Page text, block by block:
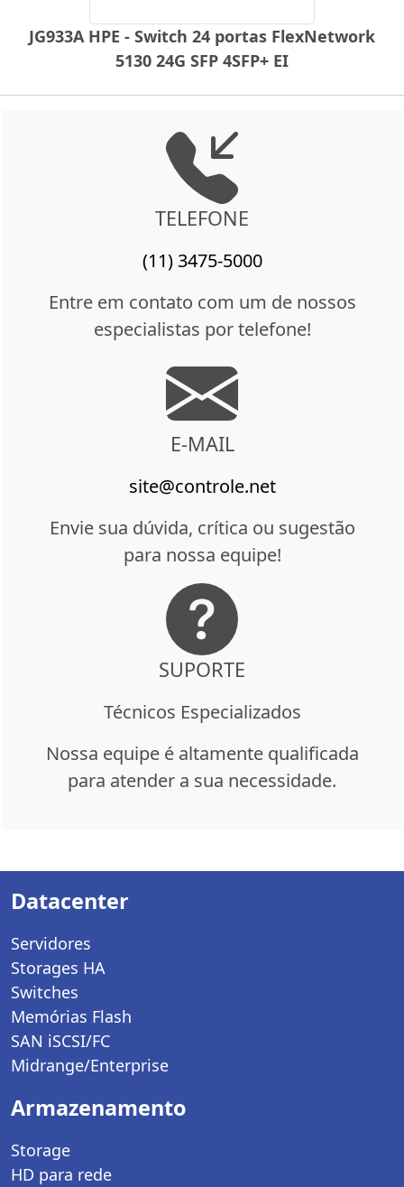
JG933A HPE - Switch 24 portas FlexNetwork
5130 24G SFP 4SFP+ EI
TELEFONE
(11) 3475-5000
Entre em contato com um de nossos
especialistas por telefone!
E-MAIL
site@controle.net
Envie sua dúvida, crítica ou sugestão
para nossa equipe!
SUPORTE
Técnicos Especializados
Nossa equipe é altamente qualificada
para atender a sua necessidade.
Datacenter
Servidores
Storages HA
Switches
Memórias Flash
SAN iSCSI/FC
Midrange/Enterprise
Armazenamento
Storage
HD para rede